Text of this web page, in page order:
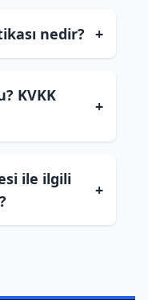
nedir? +
KVKK
+
ile ilgili
+